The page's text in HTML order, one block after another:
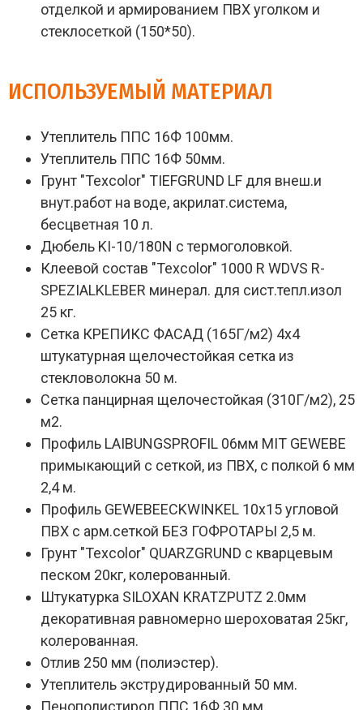
отделкой и армированием ПВХ уголком и
стеклосеткой (150*50).
ИСПОЛЬЗУЕМЫЙ МАТЕРИАЛ
Утеплитель ППС 16Ф 100мм.
Утеплитель ППС 16Ф 50мм.
Грунт "Texcolor" TIEFGRUND LF для внеш.и
внут.работ на воде, акрилат.система,
бесцветная 10 л.
Дюбель KI-10/180N с термоголовкой.
Клеевой состав "Texcolor" 1000 R WDVS R-
SPEZIALKLEBER минерал. для сист.тепл.изол
25 кг.
Сетка КРЕПИКС ФАСАД (165Г/м2) 4х4
штукатурная щелочестойкая сетка из
стекловолокна 50 м.
Сетка панцирная щелочестойкая (310Г/м2), 25
м2.
Профиль LAIBUNGSPROFIL 06мм MIT GEWEBE
примыкающий с сеткой, из ПВХ, с полкой 6 мм
2,4 м.
Профиль GEWEBEECKWINKEL 10х15 угловой
ПВХ с арм.сеткой БЕЗ ГОФРОТАРЫ 2,5 м.
Грунт "Texcolor" QUARZGRUND с кварцевым
песком 20кг, колерованный.
Штукатурка SILOXAN KRATZPUTZ 2.0мм
декоративная равномерно шероховатая 25кг,
колерованная.
Отлив 250 мм (полиэстер).
Утеплитель экструдированный 50 мм.
Пенополистирол ППС 16Ф 30 мм.